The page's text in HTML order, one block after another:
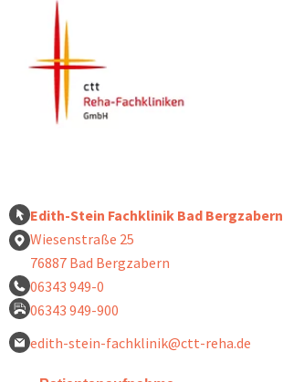
Edith-Stein Fachklinik Bad Bergzabern
Wiesenstraße 25
76887 Bad Bergzabern
06343 949-0
06343 949-900
edith-stein-fachklinik@ctt-reha.de